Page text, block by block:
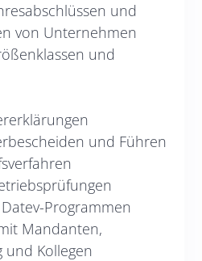
und
von Unternehmen
und
und Führen
Programmen
Mandanten,
und Kollegen